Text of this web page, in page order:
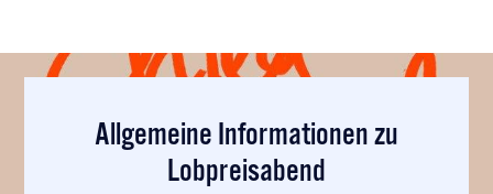
Allgemeine Informationen zu
Lobpreisabend